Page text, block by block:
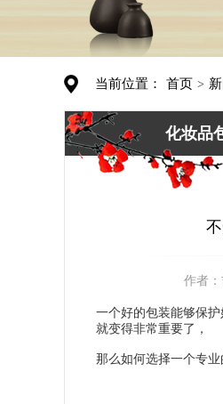
当前位置： 首页 >
化妆品
作者：
一个好的包装能够保
就变得非常重要了，
那么如何选择一个专业